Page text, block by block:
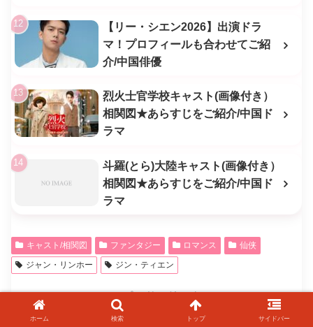
【リー・シエン2026】出演ドラ
マ！プロフィールも合わせてご紹
介/中国俳優
烈火士官学校キャスト(画像付き）
相関図★あらすじをご紹介/中国ド
ラマ
斗羅(とら)大陸キャスト(画像付き）
相関図★あらすじをご紹介/中国ド
ラマ
キャスト/相関図 ファンタジー ロマンス
仙侠
ジャン・リンホー
ジン・ティエン
スポンサーリンク
ホーム 検索 トップ サイドバー